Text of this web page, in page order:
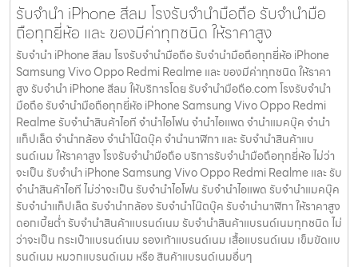
รับจำนำ iPhone สีลม โรงรับจำนำมือถือ รับจำนำมือ
ถือทุกยี่ห้อ และ ของมีค่าทุกชนิด ให้ราคาสูง
รับจำนำ iPhone สีลม โรงรับจำนำมือถือ รับจำนำมือถือทุกยี่ห้อ iPhone
Samsung Vivo Oppo Redmi Realme และ ของมีค่าทุกชนิด ให้ราคา
สูง รับจำนำ iPhone สีลม ให้บริการโดย รับจํานํามือถือ.com โรงรับจำนำ
มือถือ รับจำนำมือถือทุกยี่ห้อ iPhone Samsung Vivo Oppo Redmi
Realme รับจำนำสินค้าไอที จำนำไอโฟน จำนำไอแพด จำนำแมคบุ๊ค จำนำ
แท็ปเล็ต จำนำกล้อง จำนำโน๊ตบุ๊ค จำนำนาฬิกา และ รับจำนำสินค้าแบ
รนด์เนม ให้ราคาสูง โรงรับจำนำมือถือ บริการรับจำนำมือถือทุกยี่ห้อ ไม่ว่า
จะเป็น รับจำนำ iPhone Samsung Vivo Oppo Redmi Realme และ รับ
จำนำสินค้าไอที ไม่ว่าจะเป็น รับจำนำไอโฟน รับจำนำไอแพด รับจำนำแมคบุ๊ค
รับจำนำแท็ปเล็ต รับจำนำกล้อง รับจำนำโน๊ตบุ๊ค รับจำนำนาฬิกา ให้ราคาสูง
ดอกเบี้ยต่ำ รับจำนำสินค้าแบรนด์เนม รับจำนำสินค้าแบรนด์เนมทุกชนิด ไม่
ว่าจะเป็น กระเป๋าแบรนด์เนม รองเท้าแบรนด์เนม เสื้อแบรนด์เนม เข็มขัดแบ
รนด์เนม หมวกแบรนด์เนม หรือ สินค้าแบรนด์เนมอื่นๆ